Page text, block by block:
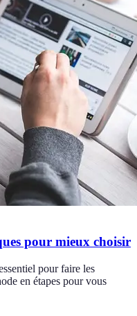
pour mieux choisir
pour faire les
en étapes pour vous